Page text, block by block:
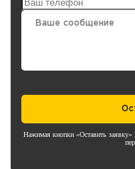
Нажимая кнопки «Оставить заявку»